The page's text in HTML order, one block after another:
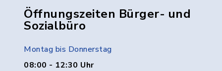
Öffnungszeiten Bürger- und
Sozialbüro
Montag bis Donnerstag
08:00 - 12:30 Uhr